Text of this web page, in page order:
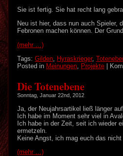
Sie ist fertig. Sie hat recht lang
Neu ist hier, dass nun auch Spieler,
Febronen machen können. Der
(mehr …)
Tags:Gilden Hyraskrieger,
Posted in Meinungen Projekte
Die Totenebene
Sonntag, Januar 22nd, 2012
Ja, der Neujahrsartikel ließ länger
Ich habe im Moment sehr viel in
Ich habe in der Zeit, seit ich wieder
ermetzeln.
Keine Angst, ich mag euch das
(mehr …)